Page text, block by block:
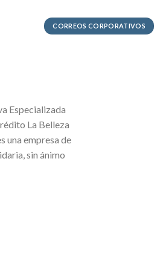
CORREOS CORPORATIVOS
Especializada
La Belleza
una empresa de
sin ánimo